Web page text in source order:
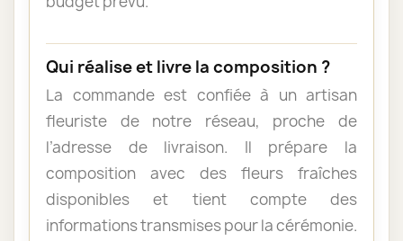
Qui réalise et livre la composition ?
La commande est confiée à un artisan
fleuriste de notre réseau, proche de
l’adresse de livraison. Il prépare la
composition avec des fleurs fraîches
disponibles et tient compte des
informations transmises pour la cérémonie.